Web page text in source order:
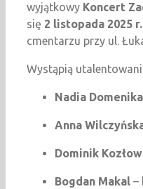
wyjątkowy Koncert
się 2 listopada 2025
cmentarzu przy ul.
Wystąpią
Nadia
Anna
Dominik
Bogdan Makal –